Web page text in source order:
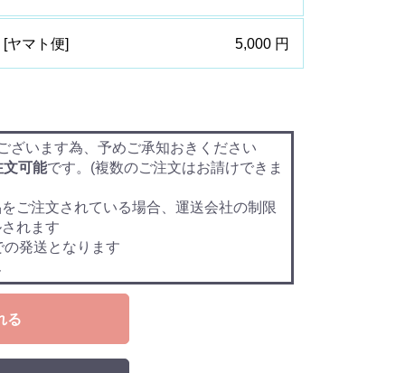
ヤマト便] 5,000 円
ざいます為、予めご承知おきください
文可能です。(複数のご注文はお請けできま
ご注文されている場合、運送会社の制限
れます
の発送となります
る